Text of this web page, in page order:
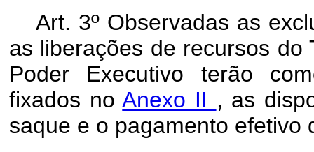
Art. 3º Observadas as
as liberações de recursos do
Poder Executivo terão
fixados noAnexo II , as
saque e o pagamento efetivo